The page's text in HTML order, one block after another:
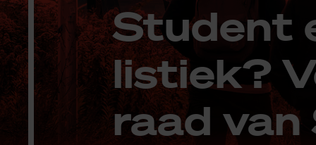
Stu­dent
lis­tiek?
raad van